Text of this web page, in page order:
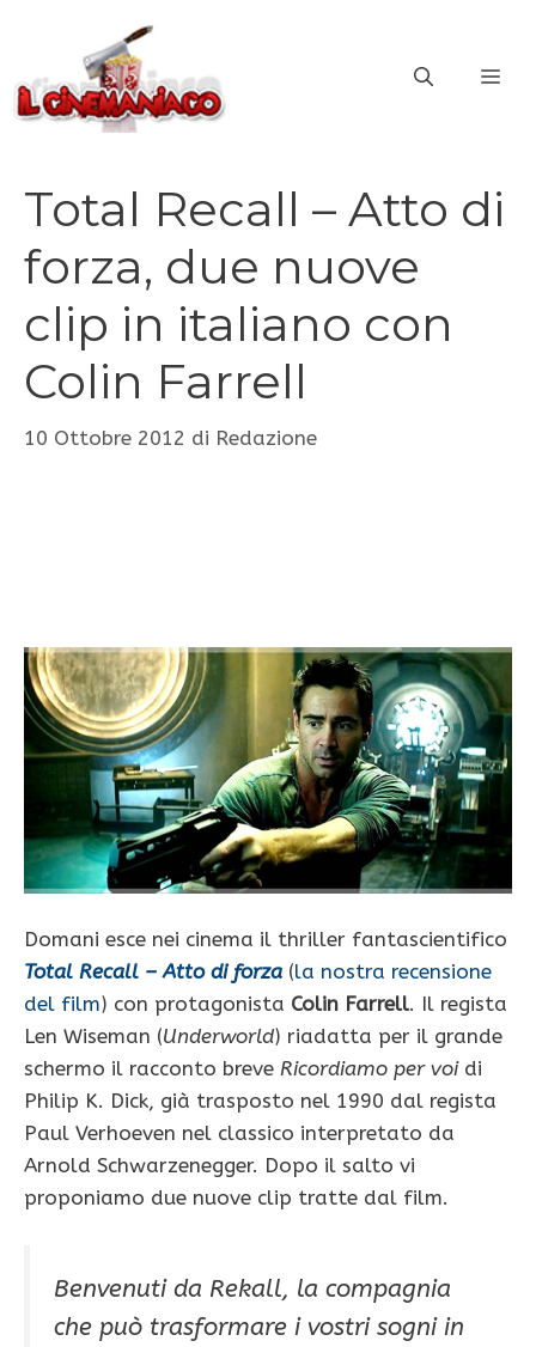
contenuto
Total Recall – Atto di
forza, due nuove
clip in italiano con
Colin Farrell
10 Ottobre 2012 di Redazione
Domani esce nei cinema il thriller fantascientifico
Total Recall – Atto di forza (la nostra recensione
del film) con protagonista Colin Farrell. Il regista
Len Wiseman (Underworld) riadatta per il grande
schermo il racconto breve Ricordiamo per voidi
Philip K. Dick, già trasposto nel 1990 dal regista
Paul Verhoeven nel classico interpretato da
Arnold Schwarzenegger. Dopo il salto vi
proponiamo due nuove clip tratte dal film.
Benvenuti da Rekall, la compagnia
che può trasformare i vostri sogni in